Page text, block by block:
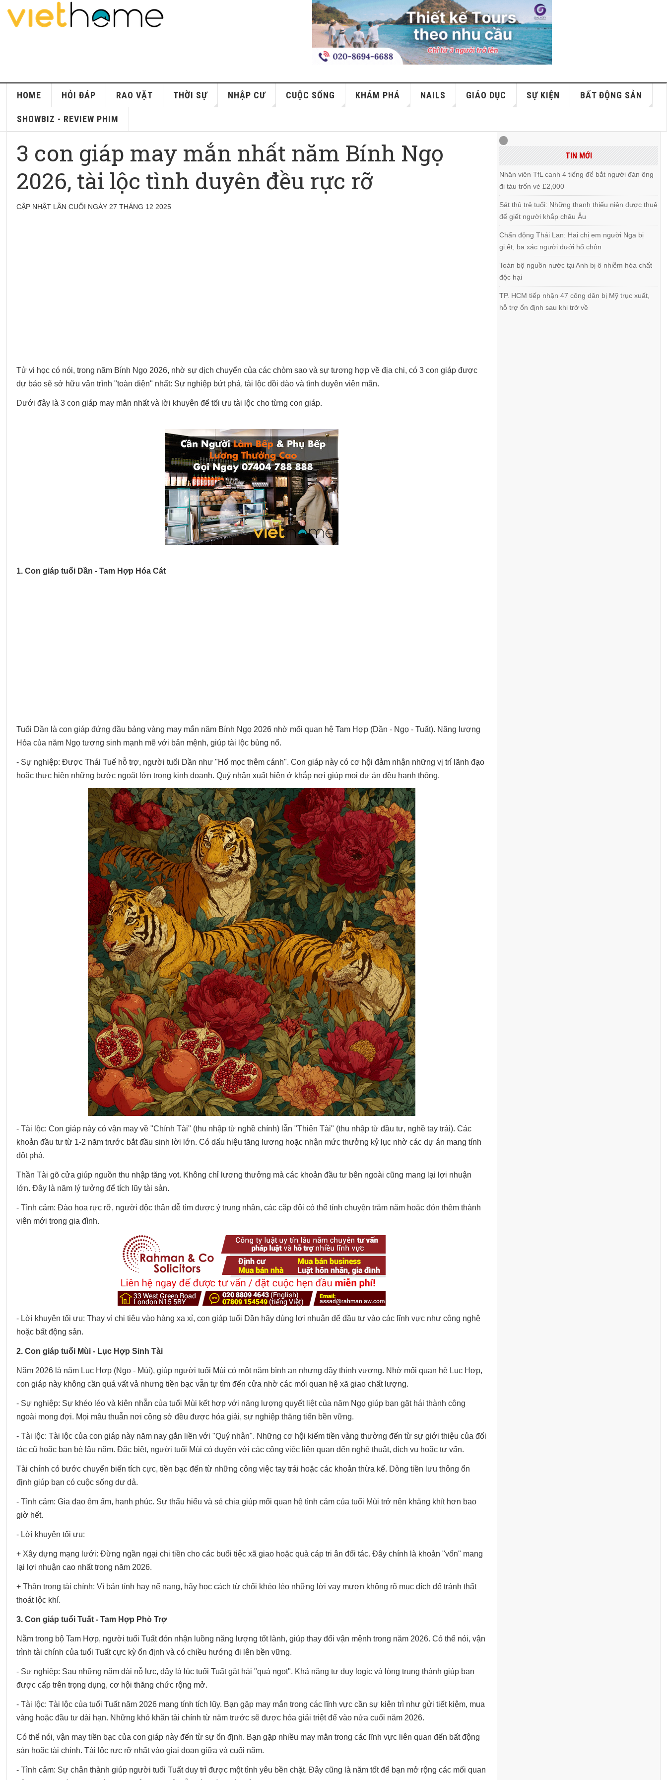
HOME HỎI ĐÁP RAO VẶT THỜI SỰ NHẬP CƯ CUỘC SỐNG KHÁM PHÁ NAILS GIÁO DỤC SỰ KIỆN BẤT ĐỘNG SẢN
SHOWBIZ - REVIEW PHIM
3 con giáp may mắn nhất năm Bính Ngọ
2026, tài lộc tình duyên đều rực rỡ
CẬP NHẬT LẦN CUỐI NGÀY 27 THÁNG 12 2025
Tử vi học có nói, trong năm Bính Ngọ 2026, nhờ sự dịch chuyển của các chòm sao và sự tương hợp về địa chi, có 3 con giáp được
dự báo sẽ sở hữu vận trình "toàn diện" nhất: Sự nghiệp bứt phá, tài lộc dồi dào và tình duyên viên mãn.
Dưới đây là 3 con giáp may mắn nhất và lời khuyên để tối ưu tài lộc cho từng con giáp.
1. Con giáp tuổi Dần - Tam Hợp Hóa Cát
Tuổi Dần là con giáp đứng đầu bảng vàng may mắn năm Bính Ngọ 2026 nhờ mối quan hệ Tam Hợp (Dần - Ngọ - Tuất). Năng lượng
Hỏa của năm Ngọ tương sinh mạnh mẽ với bản mệnh, giúp tài lộc bùng nổ.
- Sự nghiệp: Được Thái Tuế hỗ trợ, người tuổi Dần như "Hổ mọc thêm cánh". Con giáp này có cơ hội đảm nhận những vị trí lãnh đạo
hoặc thực hiện những bước ngoặt lớn trong kinh doanh. Quý nhân xuất hiện ở khắp nơi giúp mọi dự án đều hanh thông.
- Tài lộc: Con giáp này có vận may về "Chính Tài" (thu nhập từ nghề chính) lẫn "Thiên Tài" (thu nhập từ đầu tư, nghề tay trái). Các
khoản đầu tư từ 1-2 năm trước bắt đầu sinh lời lớn. Có dấu hiệu tăng lương hoặc nhận mức thưởng kỷ lục nhờ các dự án mang tính
đột phá.
Thần Tài gõ cửa giúp nguồn thu nhập tăng vọt. Không chỉ lương thưởng mà các khoản đầu tư bên ngoài cũng mang lại lợi nhuận
lớn. Đây là năm lý tưởng để tích lũy tài sản.
- Tình cảm: Đào hoa rực rỡ, người độc thân dễ tìm được ý trung nhân, các cặp đôi có thể tính chuyện trăm năm hoặc đón thêm thành
viên mới trong gia đình.
- Lời khuyên tối ưu: Thay vì chi tiêu vào hàng xa xỉ, con giáp tuổi Dần hãy dùng lợi nhuận để đầu tư vào các lĩnh vực như công nghệ
hoặc bất động sản.
2. Con giáp tuổi Mùi - Lục Hợp Sinh Tài
Năm 2026 là năm Lục Hợp (Ngọ - Mùi), giúp người tuổi Mùi có một năm bình an nhưng đầy thịnh vượng. Nhờ mối quan hệ Lục Hợp,
con giáp này không cần quá vất vả nhưng tiền bạc vẫn tự tìm đến cửa nhờ các mối quan hệ xã giao chất lượng.
- Sự nghiệp: Sự khéo léo và kiên nhẫn của tuổi Mùi kết hợp với năng lượng quyết liệt của năm Ngọ giúp bạn gặt hái thành công
ngoài mong đợi. Mọi mâu thuẫn nơi công sở đều được hóa giải, sự nghiệp thăng tiến bền vững.
- Tài lộc: Tài lộc của con giáp này năm nay gắn liền với "Quý nhân". Những cơ hội kiếm tiền vàng thường đến từ sự giới thiệu của đối
tác cũ hoặc bạn bè lâu năm. Đặc biệt, người tuổi Mùi có duyên với các công việc liên quan đến nghệ thuật, dịch vụ hoặc tư vấn.
Tài chính có bước chuyển biến tích cực, tiền bạc đến từ những công việc tay trái hoặc các khoản thừa kế. Dòng tiền lưu thông ổn
định giúp bạn có cuộc sống dư dả.
- Tình cảm: Gia đạo êm ấm, hạnh phúc. Sự thấu hiểu và sẻ chia giúp mối quan hệ tình cảm của tuổi Mùi trở nên khăng khít hơn bao
giờ hết.
- Lời khuyên tối ưu:
+ Xây dựng mạng lưới: Đừng ngần ngại chi tiền cho các buổi tiệc xã giao hoặc quà cáp tri ân đối tác. Đây chính là khoản "vốn" mang
lại lợi nhuận cao nhất trong năm 2026.
+ Thận trọng tài chính: Vì bản tính hay nể nang, hãy học cách từ chối khéo léo những lời vay mượn không rõ mục đích để tránh thất
thoát lộc khí.
3. Con giáp tuổi Tuất - Tam Hợp Phò Trợ
Nằm trong bộ Tam Hợp, người tuổi Tuất đón nhận luồng năng lượng tốt lành, giúp thay đổi vận mệnh trong năm 2026. Có thể nói, vận
trình tài chính của tuổi Tuất cực kỳ ổn định và có chiều hướng đi lên bền vững.
- Sự nghiệp: Sau những năm dài nỗ lực, đây là lúc tuổi Tuất gặt hái "quả ngọt". Khả năng tư duy logic và lòng trung thành giúp bạn
được cấp trên trọng dụng, cơ hội thăng chức rộng mở.
- Tài lộc: Tài lộc của tuổi Tuất năm 2026 mang tính tích lũy. Bạn gặp may mắn trong các lĩnh vực cần sự kiên trì như gửi tiết kiệm, mua
vàng hoặc đầu tư dài hạn. Những khó khăn tài chính từ năm trước sẽ được hóa giải triệt để vào nửa cuối năm 2026.
Có thể nói, vận may tiền bạc của con giáp này đến từ sự ổn định. Bạn gặp nhiều may mắn trong các lĩnh vực liên quan đến bất động
sản hoặc tài chính. Tài lộc rực rỡ nhất vào giai đoạn giữa và cuối năm.
- Tình cảm: Sự chân thành giúp người tuổi Tuất duy trì được một tình yêu bền chặt. Đây cũng là năm tốt để bạn mở rộng các mối quan
TIN MỚI
Nhân viên TfL canh 4 tiếng để bắt người đàn ông
đi tàu trốn vé £2,000
Sát thủ trẻ tuổi: Những thanh thiếu niên được thuê
để giết người khắp châu Âu
Chấn động Thái Lan: Hai chị em người Nga bị
gi.ết, ba xác người dưới hố chôn
Toàn bộ nguồn nước tại Anh bị ô nhiễm hóa chất
độc hại
TP. HCM tiếp nhận 47 công dân bị Mỹ trục xuất,
hỗ trợ ổn định sau khi trở về